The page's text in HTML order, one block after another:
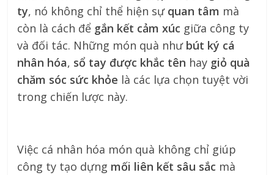
ty, nó không chỉ thể hiện sự quan tâm mà
còn là cách để gắn kết cảm xúc giữa công ty
và đối tác. Những món quà như bút ký cá
nhân hóa, sổ tay được khắc tên hay giỏ quà
chăm sóc sức khỏe là các lựa chọn tuyệt vời
trong chiến lược này.
Việc cá nhân hóa món quà không chỉ giúp
công ty tạo dựng mối liên kết sâu sắc mà